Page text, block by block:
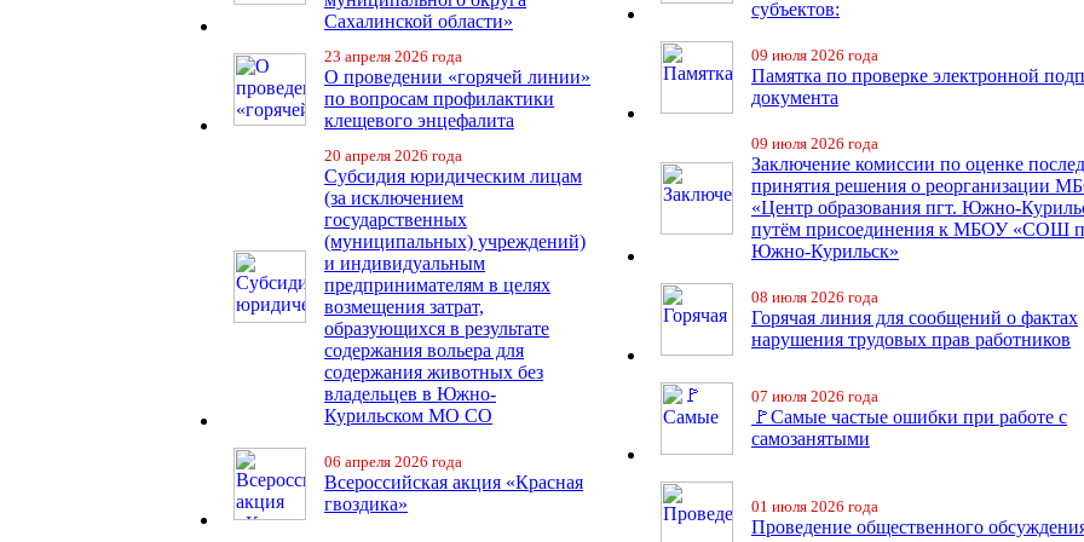
Сахалинской области»
23 апреля 2026 года
О проведении «горячей линии»
по вопросам профилактики
клещевого энцефалита
20 апреля 2026 года
Субсидия юридическим лицам
(за исключением
государственных
(муниципальных) учреждений)
и индивидуальным
предпринимателям в целях
возмещения затрат,
образующихся в результате
содержания вольера для
содержания животных без
владельцев в Южно-
Курильском МО СО
06 апреля 2026 года
Всероссийская акция «Красная
гвоздика»
субъектов:
09 июля 2026 года
Памятка по проверке электронной
документа
09 июля 2026 года
Заключение комиссии по оценке
принятия решения о реорганизации
«Центр образования пгт. Южно-
путём присоединения к МБОУ «СОШ
Южно-Курильск»
08 июля 2026 года
Горячая линия для сообщений о фактах
нарушения трудовых прав работников
07 июля 2026 года
🚩Самые частые ошибки при работе с
самозанятыми
01 июля 2026 года
Проведение общественного